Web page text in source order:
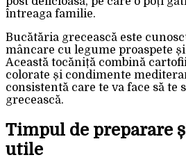
întreaga familie.
Bucătăria grecească este
mâncare cu legume proaspete
Această tocăniță combină
colorate și condimente
consistentă care te va face să
grecească.
Timpul de preparare
utile